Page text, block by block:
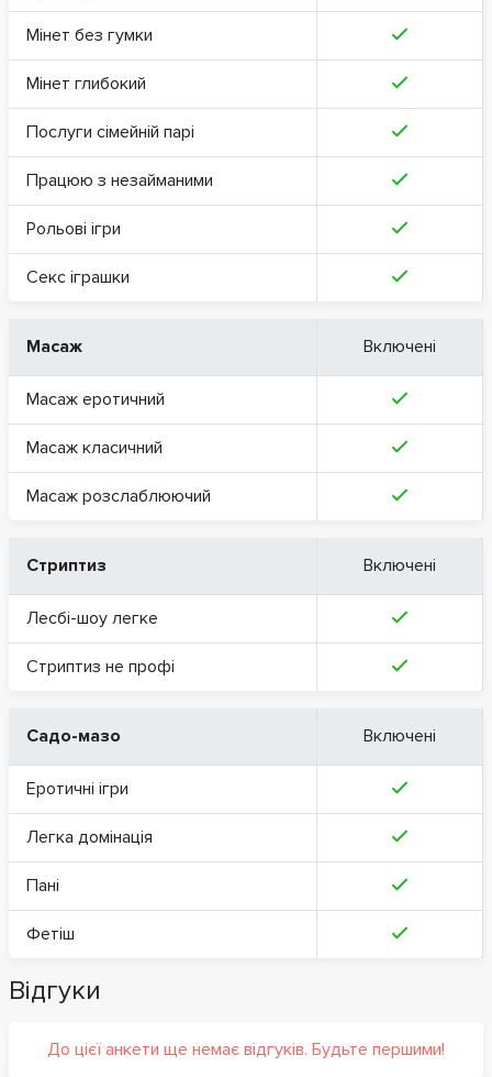
Мінет без гумки
Мінет глибокий
Послуги сімейній парі
Працюю з незайманими
Рольові ігри
Секс іграшки
Масаж Включені
Масаж еротичний
Масаж класичний
Масаж розслаблюючий
Стриптиз Включені
Лесбі-шоу легке
Стриптиз не профі
Садо-мазо Включені
Еротичні ігри
Легка домінація
Пані
Фетіш
Відгуки
До цієї анкети ще немає відгуків. Будьте першими!